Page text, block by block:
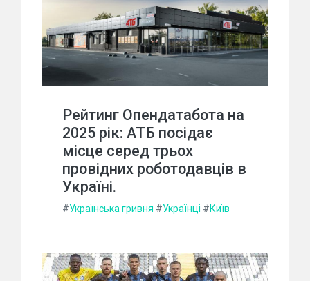
Рейтинг Опендатабота на
2025 рік: АТБ посідає
місце серед трьох
провідних роботодавців в
Україні.
#Українська гривня #Українці #Київ